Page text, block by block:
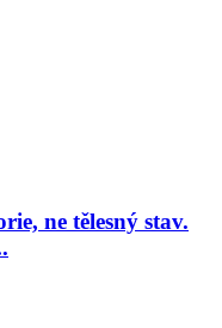
ne tělesný stav.